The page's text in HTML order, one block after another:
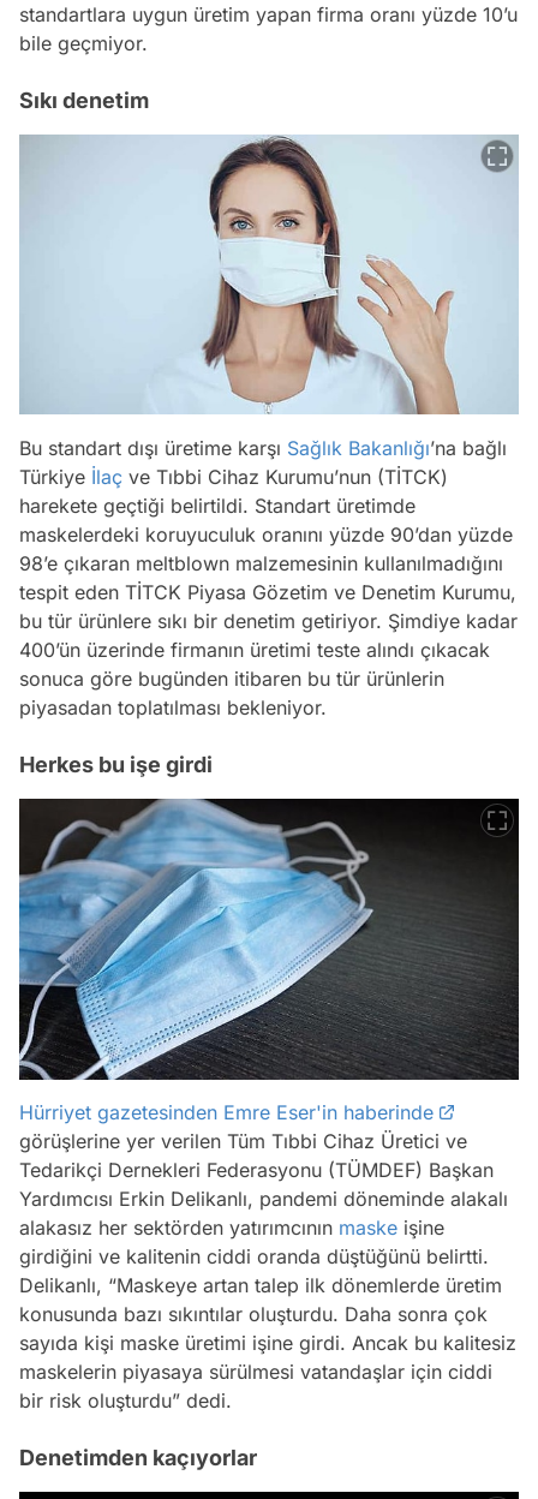
standartlara uygun üretim yapan firma oranı yüzde 10’u
bile geçmiyor.
Sıkı denetim
Bu standart dışı üretime karşı Sağlık Bakanlığı’na bağlı
Türkiye İlaç ve Tıbbi Cihaz Kurumu’nun (TİTCK)
harekete geçtiği belirtildi. Standart üretimde
maskelerdeki koruyuculuk oranını yüzde 90’dan yüzde
98’e çıkaran meltblown malzemesinin kullanılmadığını
tespit eden TİTCK Piyasa Gözetim ve Denetim Kurumu,
bu tür ürünlere sıkı bir denetim getiriyor. Şimdiye kadar
400’ün üzerinde firmanın üretimi teste alındı çıkacak
sonuca göre bugünden itibaren bu tür ürünlerin
piyasadan toplatılması bekleniyor.
Herkes bu işe girdi
Hürriyet gazetesinden Emre Eser'in haberinde
görüşlerine yer verilen Tüm Tıbbi Cihaz Üretici ve
Tedarikçi Dernekleri Federasyonu (TÜMDEF) Başkan
Yardımcısı Erkin Delikanlı, pandemi döneminde alakalı
alakasız her sektörden yatırımcının maske işine
girdiğini ve kalitenin ciddi oranda düştüğünü belirtti.
Delikanlı, “Maskeye artan talep ilk dönemlerde üretim
konusunda bazı sıkıntılar oluşturdu. Daha sonra çok
sayıda kişi maske üretimi işine girdi. Ancak bu kalitesiz
maskelerin piyasaya sürülmesi vatandaşlar için ciddi
bir risk oluşturdu” dedi.
Denetimden kaçıyorlar